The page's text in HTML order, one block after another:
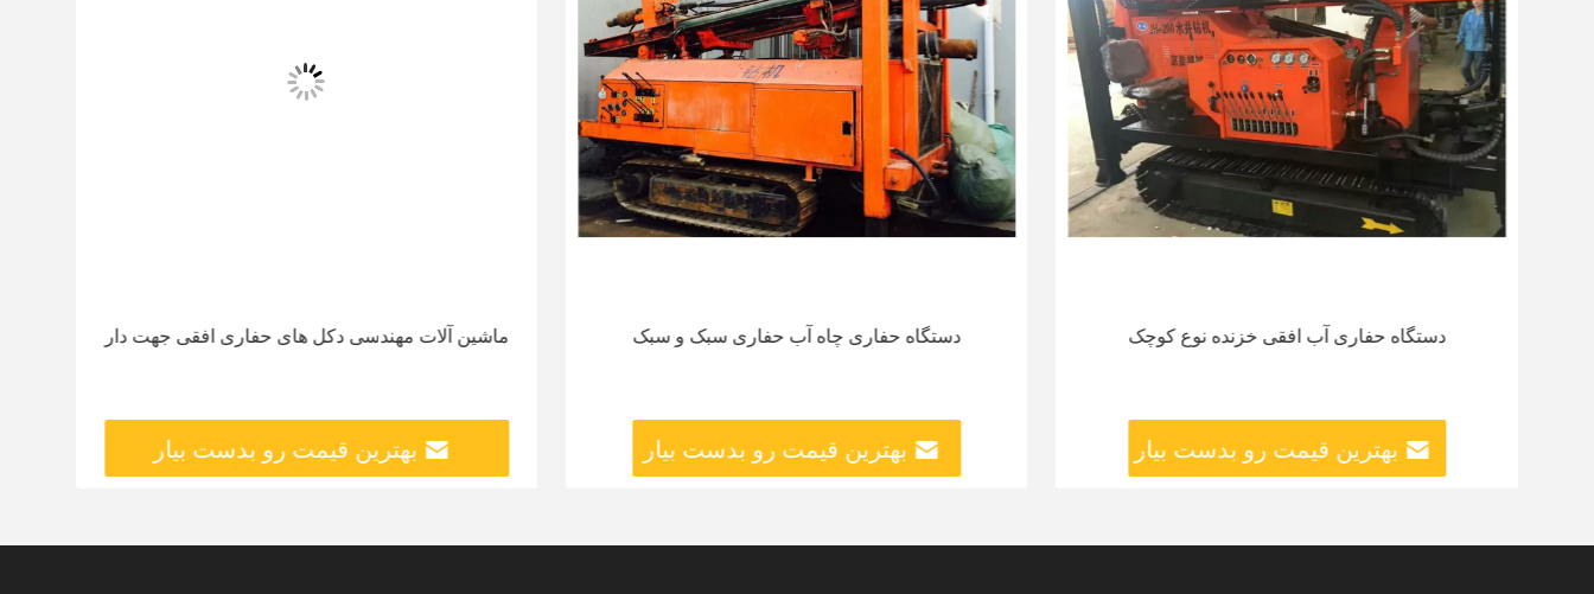
دستگاه حفاری آب افقی خزنده نوع کوچک
بهترین قیمت رو بدست بیار
دستگاه حفاری چاه آب حفاری سبک و سبک
بهترین قیمت رو بدست بیار
ماشین آلات مهندسی دکل های حفاری افقی جهت دار
بهترین قیمت رو بدست بیار